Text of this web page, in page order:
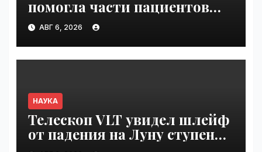
помогла части пациентов
с пищевой аллергией |
VseTime.ru
АВГ 6, 2026
НАУКА
Телескоп VLT увидел шлейф
от падения на Луну ступени